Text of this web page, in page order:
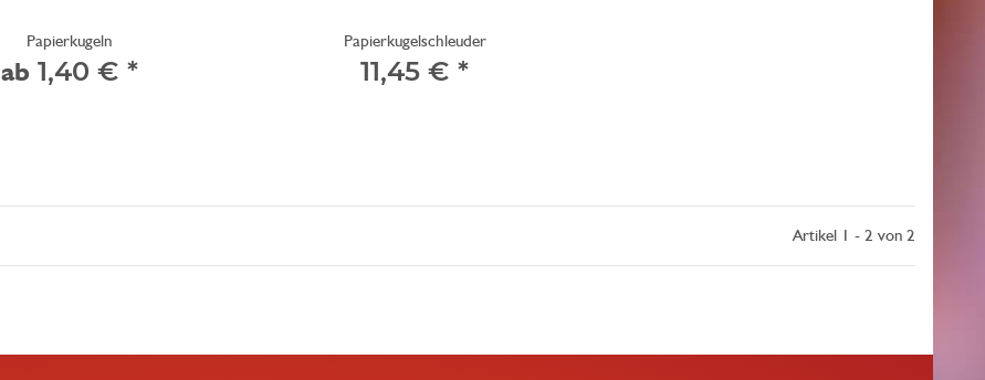
Papierkugeln
ab 1,40 € *
Papierkugelschleuder
11,45 €*
Artikel 1 - 2 von 2